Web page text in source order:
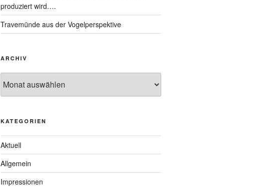
produziert wird….
Travemünde aus der Vogelperspektive
ARCHIV
KATEGORIEN
Aktuell
Allgemein
Impressionen